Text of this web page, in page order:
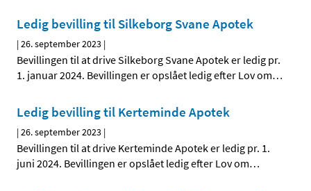
Ledig bevilling til Silkeborg Svane Apotek
|26. september 2023 |
Bevillingen til at drive Silkeborg Svane Apotek er ledig pr.
1. januar 2024. Bevillingen er opslået ledig efter Lov om…
Ledig bevilling til Kerteminde Apotek
|26. september 2023 |
Bevillingen til at drive Kerteminde Apotek er ledig pr. 1.
juni 2024. Bevillingen er opslået ledig efter Lov om…